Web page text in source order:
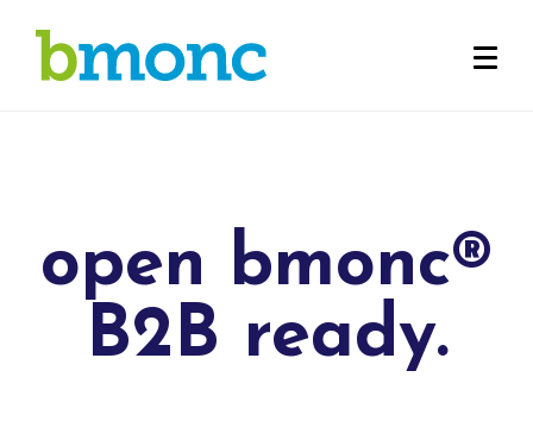
open bmonc®
B2B ready.